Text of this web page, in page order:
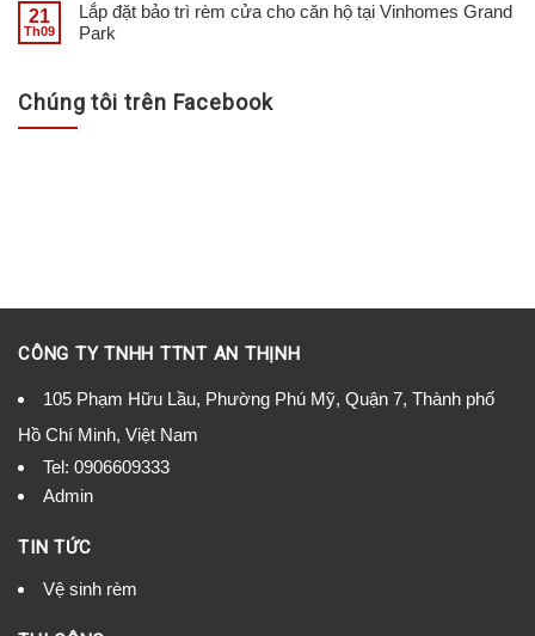
21
Th09
Lắp đặt bảo trì rèm cửa cho căn hộ tại Vinhomes Grand
Park
Chúng tôi trên Facebook
CÔNG TY TNHH TTNT AN THỊNH
105 Phạm Hữu Lầu, Phường Phú Mỹ, Quận 7, Thành phố
Hồ Chí Minh, Việt Nam
Tel: 0906609333
Admin
TIN TỨC
Vệ sinh rèm